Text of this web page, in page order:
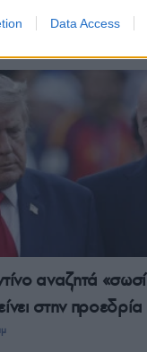
Data Access
αναζητά
στην προεδρία